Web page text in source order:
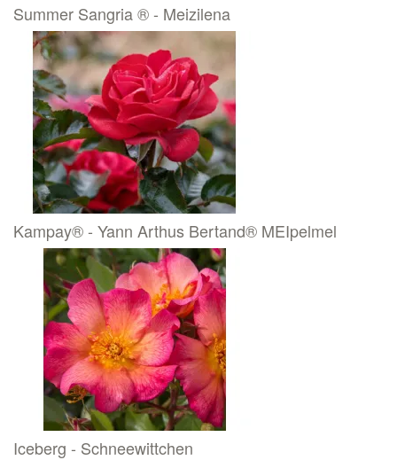
Summer Sangria ® - Meizilena
Kampay® - Yann Arthus Bertand® MEIpelmel
Iceberg - Schneewittchen